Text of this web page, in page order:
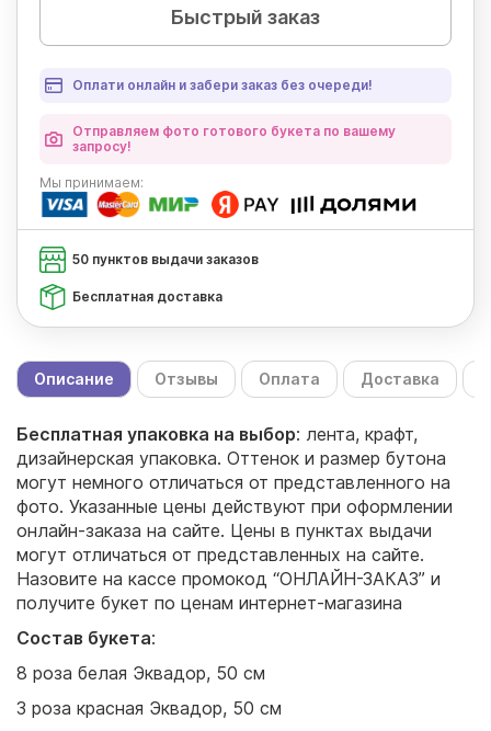
Быстрый заказ
Оплати онлайн и забери заказ без очереди!
Отправляем фото готового букета по вашему
запросу!
Мы принимаем:
50 пунктов выдачи заказов
Бесплатная доставка
Описание Отзывы Оплата Доставка
Бесплатная упаковка на выбор: лента, крафт,
дизайнерская упаковка. Оттенок и размер бутона
могут немного отличаться от представленного на
фото. Указанные цены действуют при оформлении
онлайн-заказа на сайте. Цены в пунктах выдачи
могут отличаться от представленных на сайте.
Назовите на кассе промокод “ОНЛАЙН-ЗАКАЗ” и
получите букет по ценам интернет-магазина
Состав букета:
8 роза белая Эквадор, 50 см
3 роза красная Эквадор, 50 см